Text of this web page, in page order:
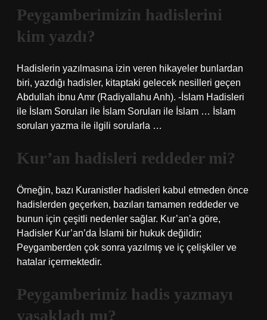
Peygamberimizin hadislerini
kim yazdı?
Hadislerin yazılmasına izin veren hikayeler bunlardan
biri, yazdığı hadisler, kitaptaki gelecek nesilleri geçen
Abdullah ibnu Amr (Radiyallahu Anh). -İslam Hadisleri
ile İslam Soruları ile İslam Soruları ile İslam … İslam
soruları yazma ile ilgili sorularla …
Kur’an hadisleri reddeder mi?
Örneğin, bazı Kuranistler hadisleri kabul etmeden önce
hadislerden geçerken, bazıları tamamen reddeder ve
bunun için çeşitli nedenler sağlar. Kur’an’a göre,
Hadisler Kur’an’da İslami bir hukuk değildir;
Peygamberden çok sonra yazılmış ve iç çelişkiler ve
hatalar içermektedir.
Peygamberimiz hadis yazmayı
yasakladı mı?